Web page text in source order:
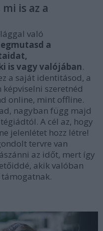
is az a
való
a
is vagy valójában.
a saját identitásod, a
szeretnéd
online, mint offline.
nagyban függ majd
A cél az, hogy
jelenlétet hozz létre!
tervre van
az időt, mert így
akik valóban
támogatnak.